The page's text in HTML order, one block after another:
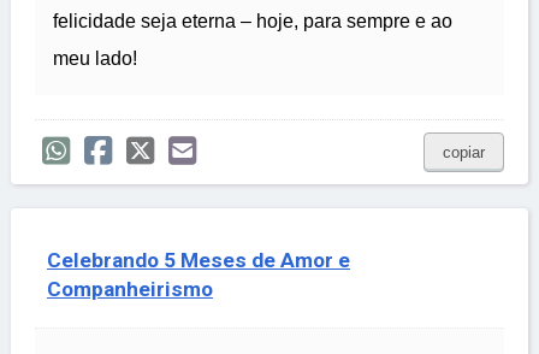
felicidade seja eterna – hoje, para sempre e ao
meu lado!
copiar
Celebrando 5 Meses de Amor e
Companheirismo